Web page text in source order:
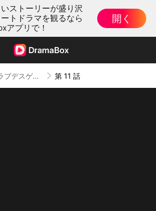
ストーリーが盛り沢
トドラマを観るなら
アプリで！
開く
ラブデスゲーム 第 11 話